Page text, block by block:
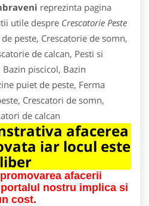
reprezinta pagina
utile despre Crescatorie Peste
peste, Crescatorie de somn,
de calcan, Pesti si
piscicol, Bazin
puiet de peste, Ferma
Crescatori de somn,
de calcan
afacerea
iar locul este
liber
afacerii
nostru implica si
cost.